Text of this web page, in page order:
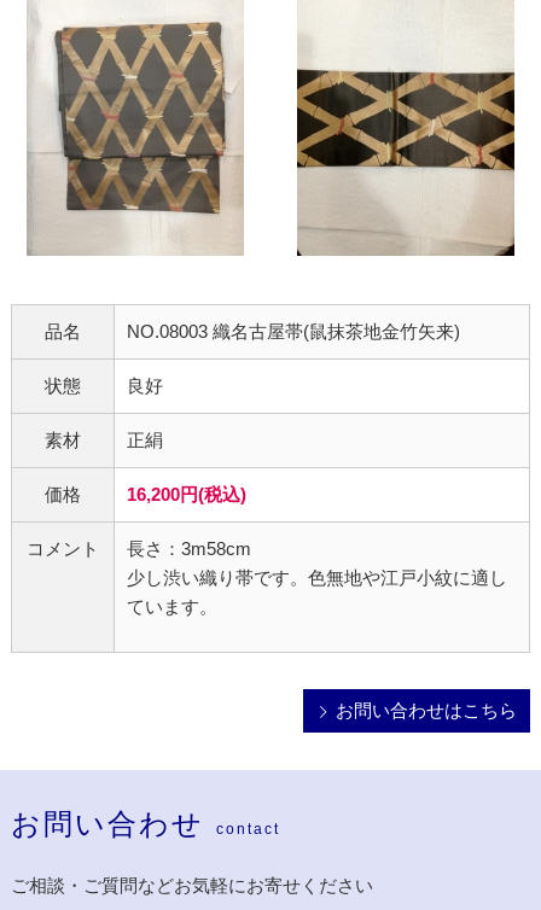
品名 NO.08003 織名古屋帯(鼠抹茶地金竹矢来)
状態 良好
素材 正絹
価格 16,200円(税込)
コメント
長さ：3m58cm
少し渋い織り帯です。色無地や江戸小紋に適し
ています。
お問い合わせはこちら
お問い合わせ contact
ご相談・ご質問などお気軽にお寄せください